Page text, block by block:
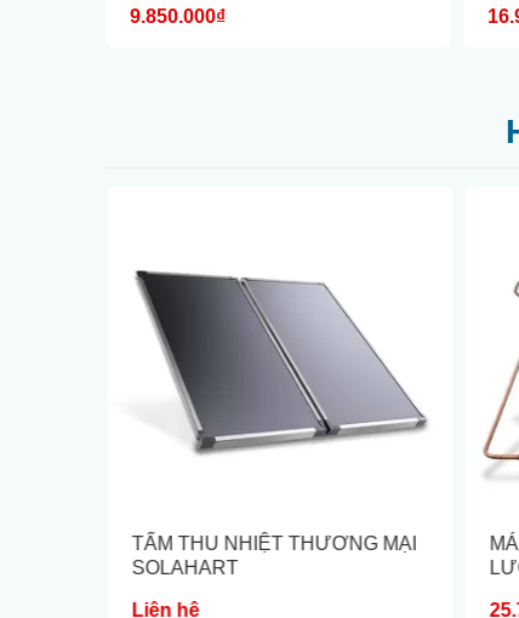
9.850.000₫
TẤM THU NHIỆT THƯƠNG MẠI
SOLAHART
Liên hệ